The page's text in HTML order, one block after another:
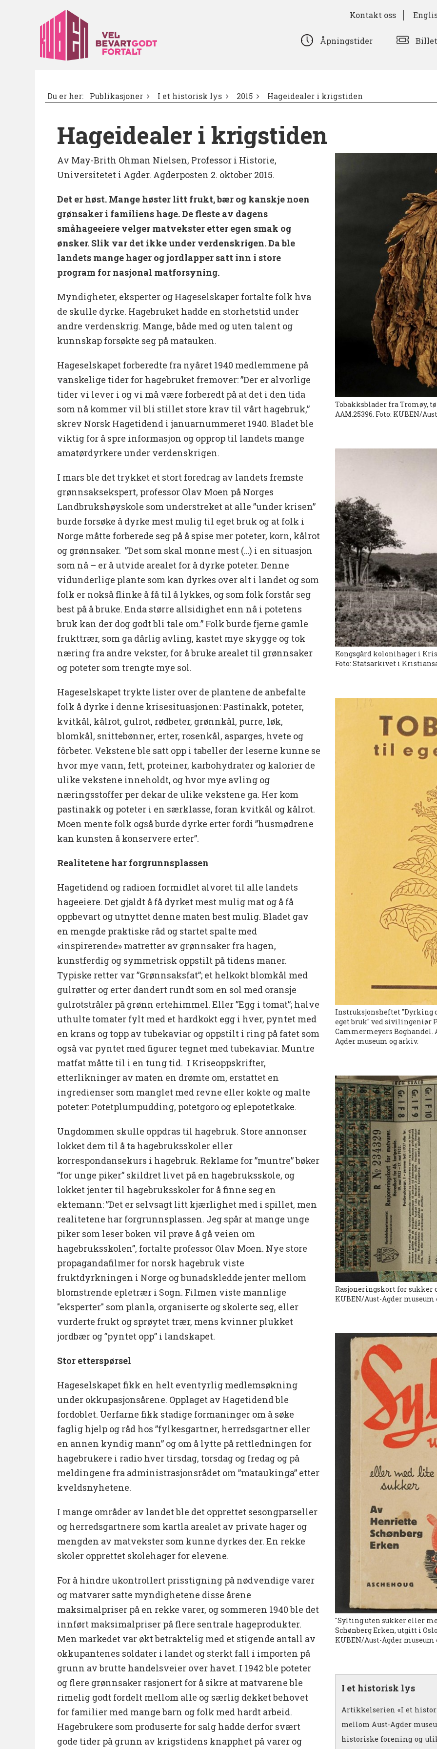
Kontakt oss
Åpningstider
Du er her: Publikasjoner I et historisk lys 2015 Hageidealer i krigstiden
Hageidealer i krigstiden
Av May-Brith Ohman Nielsen, Professor i Historie,
Universitetet i Agder. Agderposten 2. oktober 2015.
Det er høst. Mange høster litt frukt, bær og kanskje noen
grønsaker i familiens hage. De fleste av dagens
småhageeiere velger matvekster etter egen smak og
ønsker. Slik var det ikke under verdenskrigen. Da ble
landets mange hager og jordlapper satt inn i store
program for nasjonal matforsyning.
Myndigheter, eksperter og Hageselskaper fortalte folk hva
de skulle dyrke. Hagebruket hadde en storhetstid under
andre verdenskrig. Mange, både med og uten talent og
kunnskap forsøkte seg på matauken.
Hageselskapet forberedte fra nyåret 1940 medlemmene på
vanskelige tider for hagebruket fremover: ”Der er alvorlige
tider vi lever i og vi må være forberedt på at det i den tida
som nå kommer vil bli stillet store krav til vårt hagebruk,”
skrev Norsk Hagetidend i januarnummeret 1940. Bladet ble
viktig for å spre informasjon og opprop til landets mange
amatørdyrkere under verdenskrigen.
I mars ble det trykket et stort foredrag av landets fremste
grønnsaksekspert, professor Olav Moen på Norges
Landbrukshøyskole som understreket at alle ”under krisen”
burde forsøke å dyrke mest mulig til eget bruk og at folk i
Norge måtte forberede seg på å spise mer poteter, korn, kålrot
og grønnsaker. ”Det som skal monne mest (…) i en situasjon
som nå – er å utvide arealet for å dyrke poteter. Denne
vidunderlige plante som kan dyrkes over alt i landet og som
folk er nokså flinke å få til å lykkes, og som folk forstår seg
best på å bruke. Enda større allsidighet enn nå i potetens
bruk kan der dog godt bli tale om.” Folk burde fjerne gamle
frukttrær, som ga dårlig avling, kastet mye skygge og tok
næring fra andre vekster, for å bruke arealet til grønnsaker
og poteter som trengte mye sol.
Hageselskapet trykte lister over de plantene de anbefalte
folk å dyrke i denne krisesituasjonen: Pastinakk, poteter,
kvitkål, kålrot, gulrot, rødbeter, grønnkål, purre, løk,
blomkål, snittebønner, erter, rosenkål, asparges, hvete og
fôrbeter. Vekstene ble satt opp i tabeller der leserne kunne se
hvor mye vann, fett, proteiner, karbohydrater og kalorier de
ulike vekstene inneholdt, og hvor mye avling og
næringsstoffer per dekar de ulike vekstene ga. Her kom
pastinakk og poteter i en særklasse, foran kvitkål og kålrot.
Moen mente folk også burde dyrke erter fordi ”husmødrene
kan kunsten å konservere erter”.
Realitetene har forgrunnsplassen
Hagetidend og radioen formidlet alvoret til alle landets
hageeiere. Det gjaldt å få dyrket mest mulig mat og å få
oppbevart og utnyttet denne maten best mulig. Bladet gav
en mengde praktiske råd og startet spalte med
«inspirerende» matretter av grønnsaker fra hagen,
kunstferdig og symmetrisk oppstilt på tidens maner.
Typiske retter var ”Grønnsaksfat”; et helkokt blomkål med
gulrøtter og erter dandert rundt som en sol med oransje
gulrotstråler på grønn ertehimmel. Eller ”Egg i tomat”; halve
uthulte tomater fylt med et hardkokt egg i hver, pyntet med
en krans og topp av tubekaviar og oppstilt i ring på fatet som
også var pyntet med figurer tegnet med tubekaviar. Muntre
matfat måtte til i en tung tid. I Kriseoppskrifter,
etterlikninger av maten en drømte om, erstattet en
ingredienser som manglet med revne eller kokte og malte
poteter: Potetplumpudding, potetgoro og eplepotetkake.
Ungdommen skulle oppdras til hagebruk. Store annonser
lokket dem til å ta hagebruksskoler eller
korrespondansekurs i hagebruk. Reklame for ”muntre” bøker
”for unge piker” skildret livet på en hagebruksskole, og
lokket jenter til hagebruksskoler for å finne seg en
ektemann: ”Det er selvsagt litt kjærlighet med i spillet, men
realitetene har forgrunnsplassen. Jeg spår at mange unge
piker som leser boken vil prøve å gå veien om
hagebruksskolen”, fortalte professor Olav Moen. Nye store
propagandafilmer for norsk hagebruk viste
fruktdyrkningen i Norge og bunadskledde jenter mellom
blomstrende epletrær i Sogn. Filmen viste mannlige
"eksperter" som planla, organiserte og skolerte seg, eller
vurderte frukt og sprøytet trær, mens kvinner plukket
jordbær og ”pyntet opp” i landskapet.
Stor etterspørsel
Hageselskapet fikk en helt eventyrlig medlemsøkning
under okkupasjonsårene. Opplaget av Hagetidend ble
fordoblet. Uerfarne fikk stadige formaninger om å søke
faglig hjelp og råd hos ”fylkesgartner, herredsgartner eller
en annen kyndig mann” og om å lytte på rettledningen for
hagebrukere i radio hver tirsdag, torsdag og fredag og på
meldingene fra administrasjonsrådet om ”mataukinga” etter
kveldsnyhetene.
I mange områder av landet ble det opprettet sesongparseller
og herredsgartnere som kartla arealet av private hager og
mengden av matvekster som kunne dyrkes der. En rekke
skoler opprettet skolehager for elevene.
For å hindre ukontrollert prisstigning på nødvendige varer
og matvarer satte myndighetene disse årene
maksimalpriser på en rekke varer, og sommeren 1940 ble det
innført maksimalpriser på flere sentrale hageprodukter.
Men markedet var økt betraktelig med et stigende antall av
okkupantenes soldater i landet og sterkt fall i importen på
grunn av brutte handelsveier over havet. I 1942 ble poteter
og flere grønnsaker rasjonert for å sikre at matvarene ble
rimelig godt fordelt mellom alle og særlig dekket behovet
for familier med mange barn og folk med hardt arbeid.
Hagebrukere som produserte for salg hadde derfor svært
gode tider på grunn av krigstidens knapphet på varer og
Tobakksblader fra Tromøy,
AAM.25396. Foto: KUBEN/
Kongsgård kolonihager i
Foto: Statsarkivet i
Instruksjonsheftet "Dyrking
eget bruk" ved sivilingeniør
Cammermeyers Boghandel.
Agder museum og arkiv.
Rasjoneringskort for sukker
KUBEN/Aust-Agder museum
"Sylting uten sukker eller
Schønberg Erken, utgitt i Oslo
KUBEN/Aust-Agder museum
I et historisk lys
Artikkelserien «I et
mellom Aust-Agder
historiske forening og